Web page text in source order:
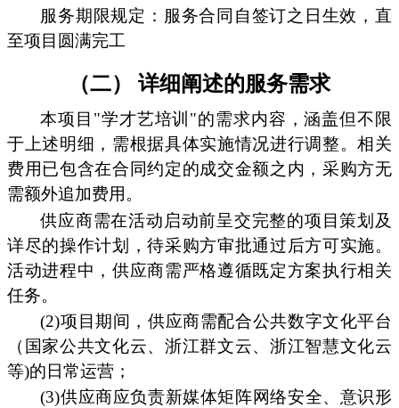
服务期限规定：服务合同自签订之日生效，直
至项目圆满完工
（二） 详细阐述的服务需求
本项目"学才艺培训"的需求内容，涵盖但不限
于上述明细，需根据具体实施情况进行调整。相关
费用已包含在合同约定的成交金额之内，采购方无
需额外追加费用。
供应商需在活动启动前呈交完整的项目策划及
详尽的操作计划，待采购方审批通过后方可实施。
活动进程中，供应商需严格遵循既定方案执行相关
任务。
(2)项目期间，供应商需配合公共数字文化平台
（国家公共文化云、浙江群文云、浙江智慧文化云
等)的日常运营；
(3)供应商应负责新媒体矩阵网络安全、意识形